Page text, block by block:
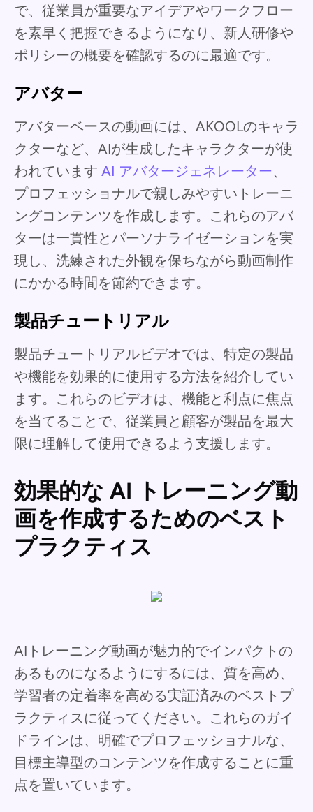
で、従業員が重要なアイデアやワークフロー
を素早く把握できるようになり、新人研修や
ポリシーの概要を確認するのに最適です。
アバター
アバターベースの動画には、AKOOLのキャラ
クターなど、AIが生成したキャラクターが使
われています AI アバタージェネレーター、
プロフェッショナルで親しみやすいトレーニ
ングコンテンツを作成します。これらのアバ
ターは一貫性とパーソナライゼーションを実
現し、洗練された外観を保ちながら動画制作
にかかる時間を節約できます。
製品チュートリアル
製品チュートリアルビデオでは、特定の製品
や機能を効果的に使用する方法を紹介してい
ます。これらのビデオは、機能と利点に焦点
を当てることで、従業員と顧客が製品を最大
限に理解して使用できるよう支援します。
効果的な AI トレーニング動
画を作成するためのベスト
プラクティス
AIトレーニング動画が魅力的でインパクトの
あるものになるようにするには、質を高め、
学習者の定着率を高める実証済みのベストプ
ラクティスに従ってください。これらのガイ
ドラインは、明確でプロフェッショナルな、
目標主導型のコンテンツを作成することに重
点を置いています。